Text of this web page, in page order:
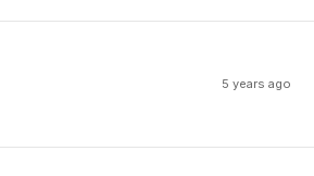
5 years ago